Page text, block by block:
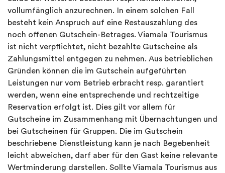
vollumfänglich anzurechnen. In einem solchen Fall
besteht kein Anspruch auf eine Restauszahlung des
noch offenen Gutschein-Betrages. Viamala Tourismus
ist nicht verpflichtet, nicht bezahlte Gutscheine als
Zahlungsmittel entgegen zu nehmen. Aus betrieblichen
Gründen können die im Gutschein aufgeführten
Leistungen nur vom Betrieb erbracht resp. garantiert
werden, wenn eine entsprechende und rechtzeitige
Reservation erfolgt ist. Dies gilt vor allem für
Gutscheine im Zusammenhang mit Übernachtungen und
bei Gutscheinen für Gruppen. Die im Gutschein
beschriebene Dienstleistung kann je nach Begebenheit
leicht abweichen, darf aber für den Gast keine relevante
Wertminderung darstellen. Sollte Viamala Tourismus aus